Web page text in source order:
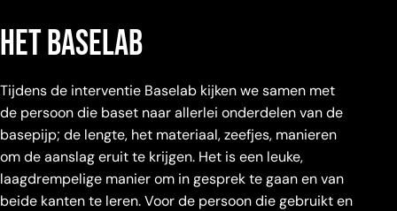
het baselab
Tijdens de interventie Baselab kijken we samen met
de persoon die baset naar allerlei onderdelen van de
basepijp; de lengte, het materiaal, zeefjes, manieren
om de aanslag eruit te krijgen. Het is een leuke,
laagdrempelige manier om in gesprek te gaan en van
beide kanten te leren. Voor de persoon die gebruikt en